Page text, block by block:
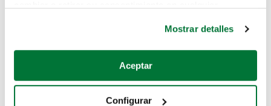
Si lo permite, también quisiéramos:
Recopilar información sobre su ubicación geográfica
Mostrar detalles
Aceptar
Configurar